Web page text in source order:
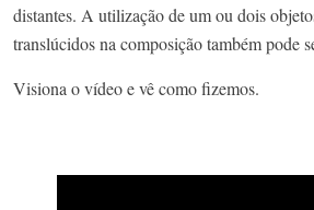
distantes. A utilização de um ou dois
translúcidos na composição também pode
Visiona o vídeo e vê como fizemos.